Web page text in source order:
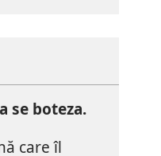
se boteza.
care îl